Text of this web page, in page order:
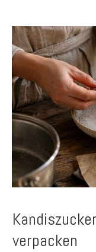
verpacken